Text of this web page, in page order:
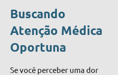
Buscando
Atenção Médica
Oportuna
Se você perceber uma dor